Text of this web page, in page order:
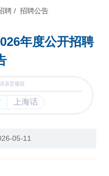
聘 / 招聘公告
年度公开招聘
05-11